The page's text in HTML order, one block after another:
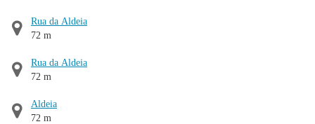
Rua da Aldeia
72 m
Rua da Aldeia
72 m
Aldeia
72 m